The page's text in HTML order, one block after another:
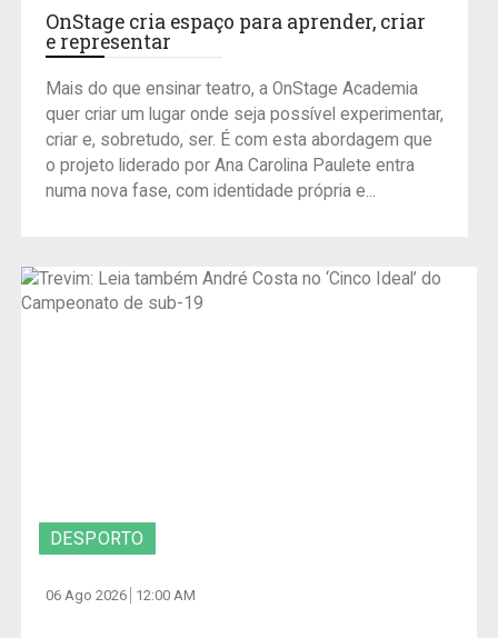
OnStage cria espaço para aprender, criar
e representar
Mais do que ensinar teatro, a OnStage Academia
quer criar um lugar onde seja possível experimentar,
criar e, sobretudo, ser. É com esta abordagem que
o projeto liderado por Ana Carolina Paulete entra
numa nova fase, com identidade própria e...
DESPORTO
06 Ago 2026 12:00 AM